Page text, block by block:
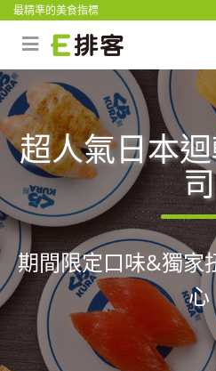
最精準的美食指標
超人氣日本
司
期間限定口味&獨家
心